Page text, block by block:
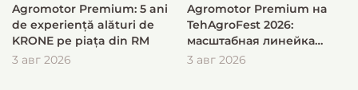
Agromotor Premium: 5 ani
de experiență alături de
KRONE pe piața din RM
3 авг 2026
Agromotor Premium на
TehAgroFest 2026:
масштабная линейка
KRONE для быстрой и
3 авг 2026